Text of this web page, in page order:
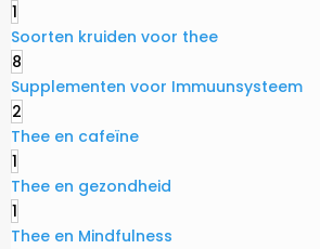
1
Soorten kruiden voor thee
8
Supplementen voor Immuunsysteem
2
Thee en cafeïne
1
Thee en gezondheid
1
Thee en Mindfulness